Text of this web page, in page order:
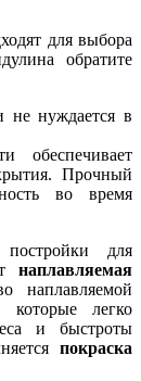
для выбора
обратите
нуждается в
обеспечивает
Прочный
во время
для
наплавляемая
наплавляемой
которые легко
и быстроты
покраска